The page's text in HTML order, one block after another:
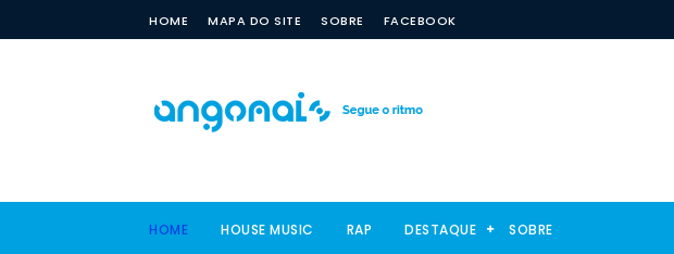
HOME MAPA DO SITE SOBRE FACEBOOK
HOME HOUSE MUSIC RAP DESTAQUE SOBRE